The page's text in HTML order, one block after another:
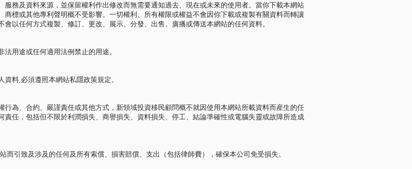
服務及資料來源，並保留權利作出修改而無需要通知過去、現在或未來的使用者。當你下載本網站
商標或其他專利聲明概不受影響。一切權利、所有權限或權益不會因你下載或複製有關資料而轉讓
以任何方式複製、修訂、更改、展示、分發、出售、廣播或傳送本網站的任何資料。
用途或任何適用法例禁止的用途。
料,必須遵照本網站私隱政策規定。
為、合約、嚴謹責任或其他方式，新領域投資移民顧問概不就因使用本網站所載資料而産生的任
任，包括但不限於利潤損失、商譽損失、資料損失、停工、結論準確性或電腦失靈或故障所造成
而引致及涉及的任何及所有索償、損害賠償、支出（包括律師費），確保本公司免受損失。